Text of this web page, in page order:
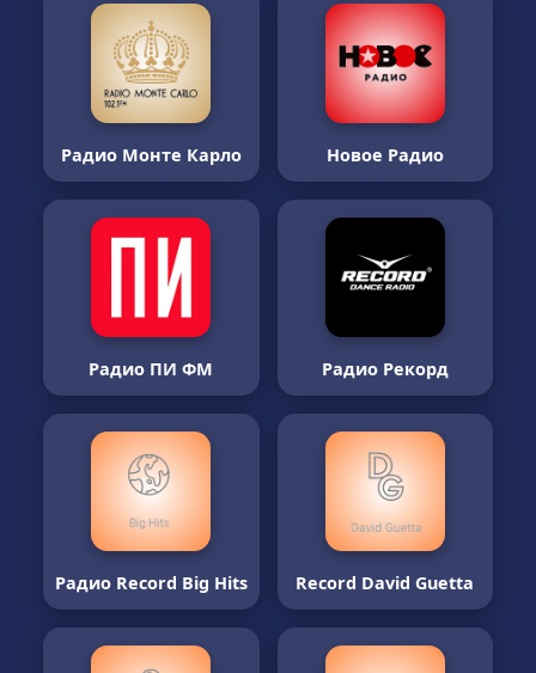
Радио Монте Карло Новое Радио
Радио ПИ ФМ Радио Рекорд
Радио Record Big Hits Record David Guetta